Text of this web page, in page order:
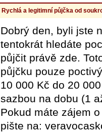
Rychlá a legitimní půjčka od
Dobrý den, byli jste
tentokrát hledáte
půjčit právě zde.
půjčku pouze
10 000 Kč do 20
sazbou na dobu (1
Pokud máte zájem
pište na: